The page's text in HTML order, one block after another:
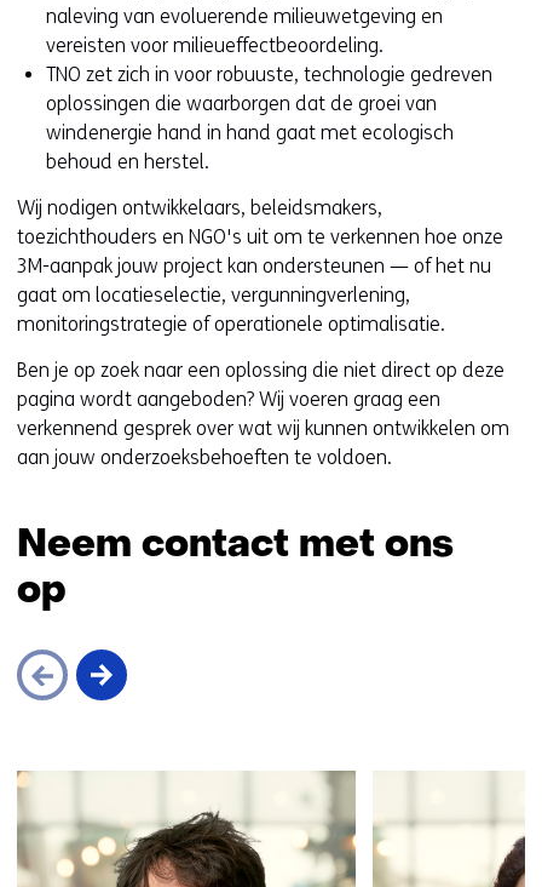
naleving van evoluerende milieuwetgeving en
vereisten voor milieueffectbeoordeling.
TNO zet zich in voor robuuste, technologie gedreven
oplossingen die waarborgen dat de groei van
windenergie hand in hand gaat met ecologisch
behoud en herstel.
Wij nodigen ontwikkelaars, beleidsmakers,
toezichthouders en NGO's uit om te verkennen hoe onze
3M-aanpak jouw project kan ondersteunen — of het nu
gaat om locatieselectie, vergunningverlening,
monitoringstrategie of operationele optimalisatie.
Ben je op zoek naar een oplossing die niet direct op deze
pagina wordt aangeboden? Wij voeren graag een
verkennend gesprek over wat wij kunnen ontwikkelen om
aan jouw onderzoeksbehoeften te voldoen.
Neem contact met ons
op
navigatie
(Neem
contact